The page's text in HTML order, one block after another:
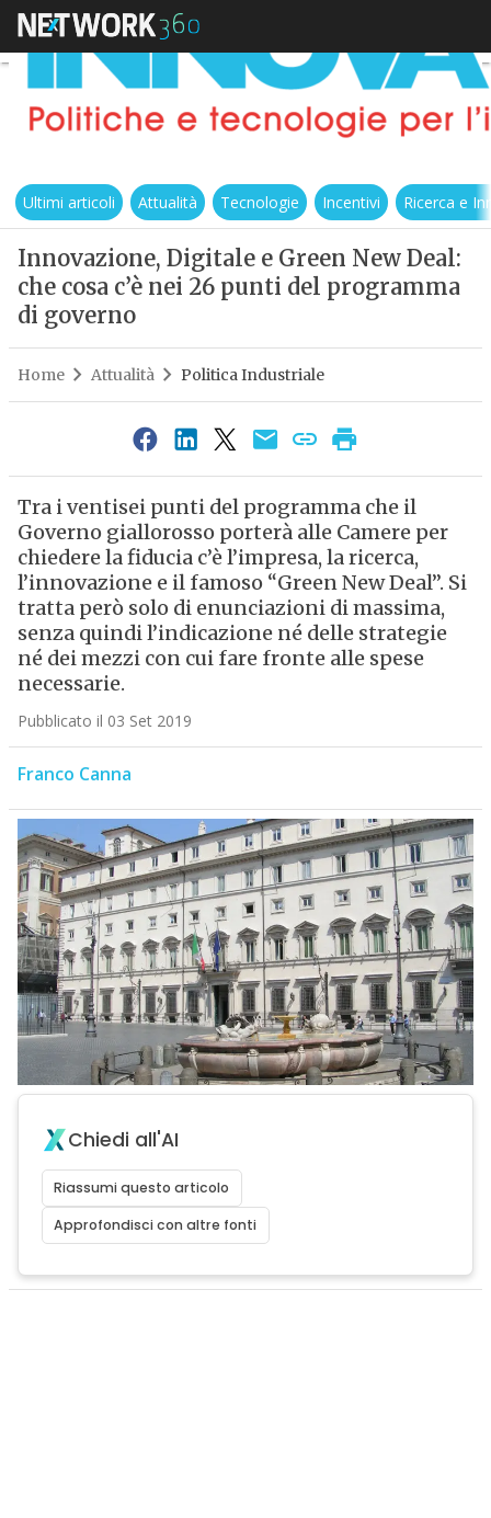
Ultimi articoli Attualità Tecnologie Incentivi Ricerca e
Innovazione, Digitale e Green New Deal:
che cosa c’è nei 26 punti del programma
di governo
Home Attualità Politica Industriale
Tra i ventisei punti del programma che il
Governo giallorosso porterà alle Camere per
chiedere la fiducia c’è l’impresa, la ricerca,
l’innovazione e il famoso “Green New Deal”. Si
tratta però solo di enunciazioni di massima,
senza quindi l’indicazione né delle strategie
né dei mezzi con cui fare fronte alle spese
necessarie.
Pubblicato il 03 Set 2019
Franco Canna
Chiedi all'AI
Riassumi questo articolo
Approfondisci con altre fonti